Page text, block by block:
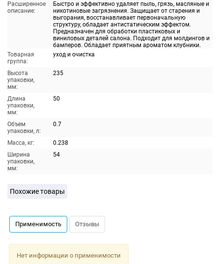
Расширенное
описание:
Быстро и эффективно удаляет пыль, грязь, масляные и
никотиновые загрязнения. Защищает от старения и
выгорания, восстанавливает первоначальную
структуру, обладает антистатическим эффектом.
Предназначен для обработки пластиковых и
виниловых деталей салона. Подходит для молдингов и
бамперов. Обладает приятным ароматом клубники.
Товарная
группа:
уход и очистка
Высота
упаковки,
мм:
235
Длина
упаковки,
мм:
50
Объем
упаковки, л:
0.7
Масса, кг:
0.238
Ширина
упаковки,
мм:
54
Похожие товары
Применимость Отзывы
Нет информации о применимости